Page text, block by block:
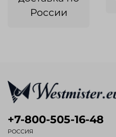
России
+7-800-505-16-48
РОССИЯ